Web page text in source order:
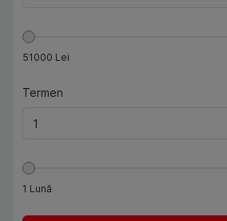
51000 Lei
Termen
1 Lună